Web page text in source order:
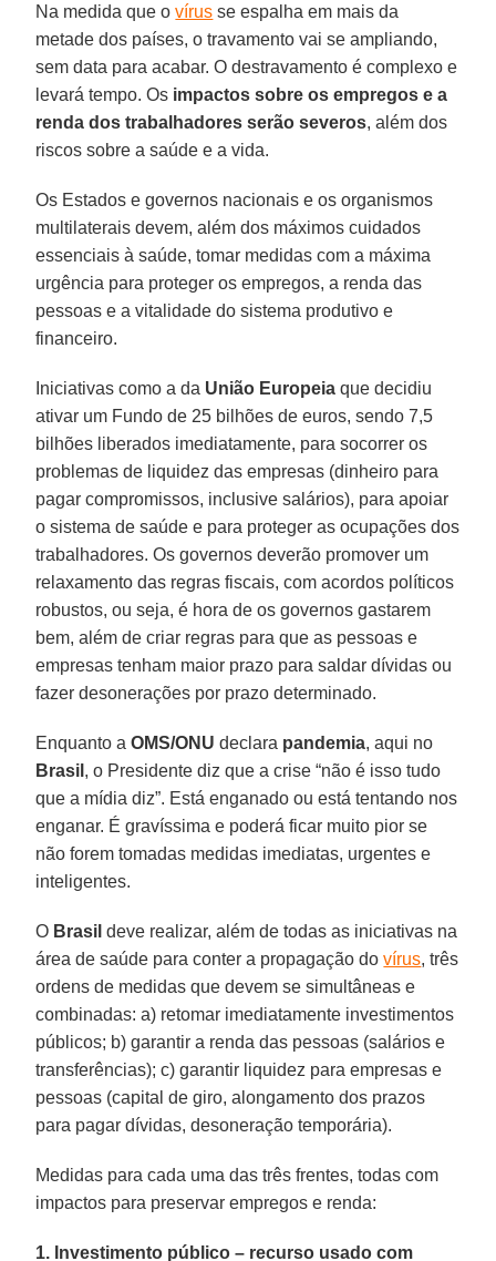
Na medida que ovírus se espalha em mais da
metade dos países, o travamento vai se ampliando,
sem data para acabar. O destravamento é complexo e
levará tempo. Os impactos sobre os empregos e a
renda dos trabalhadores serão severos, além dos
riscos sobre a saúde e a vida.
Os Estados e governos nacionais e os organismos
multilaterais devem, além dos máximos cuidados
essenciais à saúde, tomar medidas com a máxima
urgência para proteger os empregos, a renda das
pessoas e a vitalidade do sistema produtivo e
financeiro.
Iniciativas como a da União Europeia que decidiu
ativar um Fundo de 25 bilhões de euros, sendo 7,5
bilhões liberados imediatamente, para socorrer os
problemas de liquidez das empresas (dinheiro para
pagar compromissos, inclusive salários), para apoiar
o sistema de saúde e para proteger as ocupações dos
trabalhadores. Os governos deverão promover um
relaxamento das regras fiscais, com acordos políticos
robustos, ou seja, é hora de os governos gastarem
bem, além de criar regras para que as pessoas e
empresas tenham maior prazo para saldar dívidas ou
fazer desonerações por prazo determinado.
Enquanto aOMS/ONU declara pandemia, aqui no
Brasil , o Presidente diz que a crise “não é isso tudo
que a mídia diz”. Está enganado ou está tentando nos
enganar. É gravíssima e poderá ficar muito pior se
não forem tomadas medidas imediatas, urgentes e
inteligentes.
O Brasil deve realizar, além de todas as iniciativas na
área de saúde para conter a propagação dovírus, três
ordens de medidas que devem se simultâneas e
combinadas: a) retomar imediatamente investimentos
públicos; b) garantir a renda das pessoas (salários e
transferências); c) garantir liquidez para empresas e
pessoas (capital de giro, alongamento dos prazos
para pagar dívidas, desoneração temporária).
Medidas para cada uma das três frentes, todas com
impactos para preservar empregos e renda:
1. Investimento público – recurso usado com